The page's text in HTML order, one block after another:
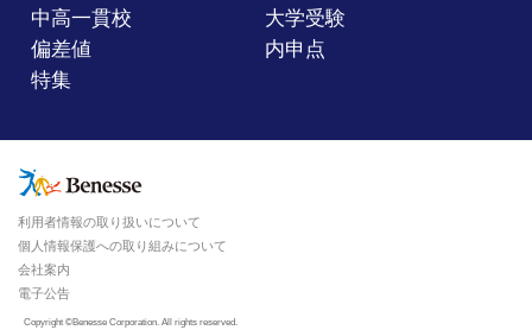
中高一貫校
大学受験
偏差値
内申点
特集
Copyright ©Benesse Corporation. All rights reserved.
利用者情報の取り扱いについて
個人情報保護への取り組みについて
会社案内
電子公告